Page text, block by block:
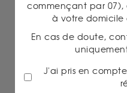
30/04/2026 18:30
ARGENT MÉTAL : LE
UNE SIXIÈME ANNÉE
commençant par 07),
à votre domicile
En cas de doute,
J'ai pris en